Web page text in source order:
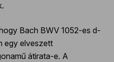
Bach BWV 1052-es d-
egy elveszett
átirata-e. A